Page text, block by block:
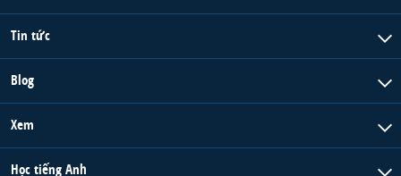
Tin tức
Blog
Xem
Học tiếng Anh